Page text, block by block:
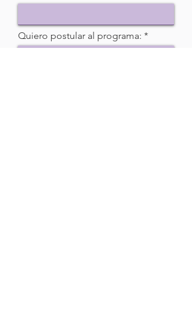
Quiero postular al programa: